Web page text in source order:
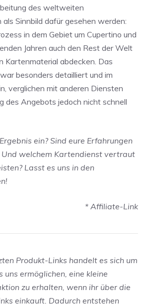
des weltweiten
Sinnbild dafür gesehen werden:
in dem Gebiet um Cupertino und
Jahren auch den Rest der Welt
Kartenmaterial abdecken. Das
besonders detailliert und im
verglichen mit anderen Diensten
des Angebots jedoch nicht schnell
ein? Sind eure Erfahrungen
welchem Kartendienst vertraut
Lasst es uns in den
* Affiliate-Link
Produkt-Links handelt es sich um
ermöglichen, eine kleine
zu erhalten, wenn ihr über die
einkauft. Dadurch entstehen